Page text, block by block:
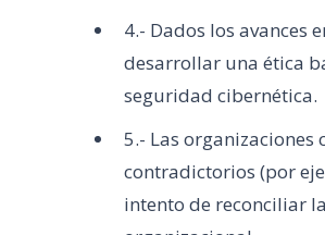
4.- Dados los avances
desarrollar una ética
seguridad cibernética.
5.- Las organizaciones
contradictorios (por
intento de reconciliar